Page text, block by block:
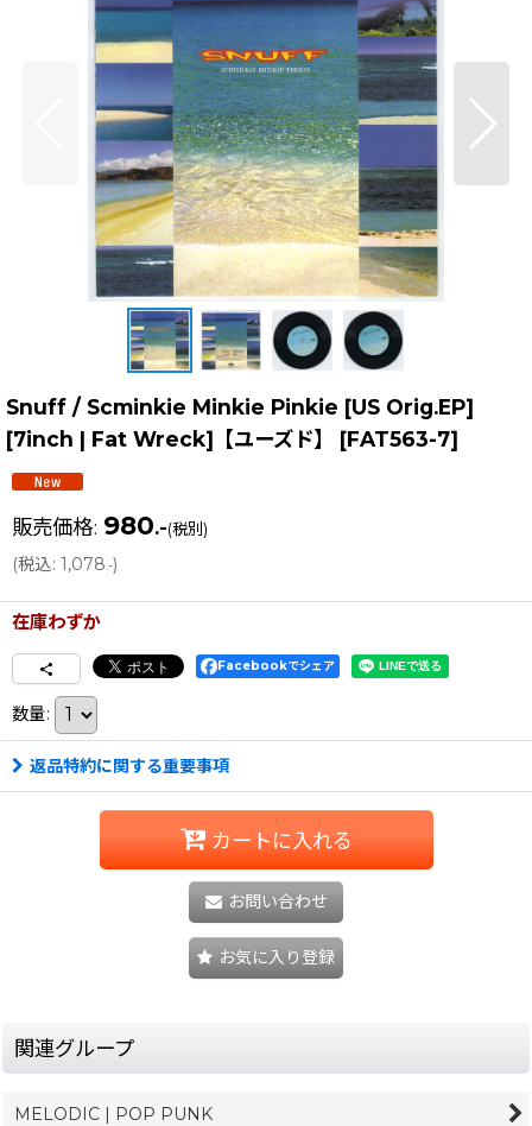
Snuff / Scminkie Minkie Pinkie [US Orig.EP]
[7inch | Fat Wreck]【ユーズド】
[FAT563-7]
販売価格: 980.-(税別)
(税込: 1,078.-)
在庫わずか
Facebookでシェア
数量:
返品特約に関する重要事項
カートに入れる
お問い合わせ
お気に入り登録
関連グループ
MELODIC | POP PUNK